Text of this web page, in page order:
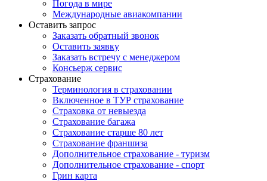
Погода в мире
Международные авиакомпании
Оставить запрос
Заказать обратный звонок
Оставить заявку
Заказать встречу с менеджером
Консьерж сервис
Страхование
Терминология в страховании
Включенное в ТУР страхование
Страховка от невыезда
Страхование багажа
Страхование старше 80 лет
Страхование франшиза
Дополнительное страхование - туризм
Дополнительное страхование - спорт
Грин карта